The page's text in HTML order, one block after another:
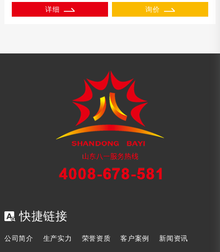
详细 询价
快捷链接
公司简介 生产实力 荣誉资质 客户案例 新闻资讯